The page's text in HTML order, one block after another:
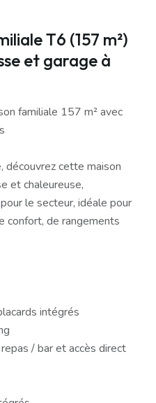
T6 (157 m²)
et garage à
familiale 157 m² avec
découvrez cette maison
et chaleureuse,
le secteur, idéale pour
confort, de rangements
intégrés
/ bar et accès direct